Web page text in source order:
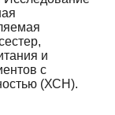
и
с
(ХСН).